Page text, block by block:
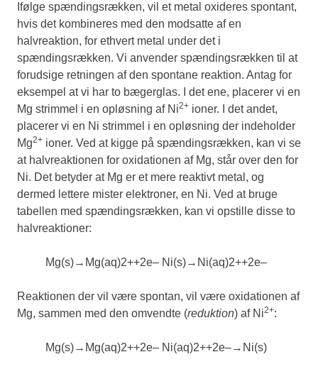
Ifølge spændingsrækken, vil et metal oxideres spontant,
hvis det kombineres med den modsatte af en
halvreaktion, for ethvert metal under det i
spændingsrækken. Vi anvender spændingsrækken til at
forudsige retningen af den spontane reaktion. Antag for
eksempel at vi har to bægerglas. I det ene, placerer vi en
Mg strimmel i en opløsning af Ni2+ ioner. I det andet,
placerer vi en Ni strimmel i en opløsning der indeholder
Mg2+ ioner. Ved at kigge på spændingsrækken, kan vi se
at halvreaktionen for oxidationen af Mg, står over den for
Ni. Det betyder at Mg er et mere reaktivt metal, og
dermed lettere mister elektroner, en Ni. Ved at bruge
tabellen med spændingsrækken, kan vi opstille disse to
halvreaktioner:
Mg(s)→ Mg(aq)2++2e– Ni(s)→ Ni(aq)2++2e–
Reaktionen der vil være spontan, vil være oxidationen af
Mg, sammen med den omvendte (reduktion) af Ni2+:
Mg(s)→ Mg(aq)2++2e– Ni(aq)2++2e–→ Ni(s)